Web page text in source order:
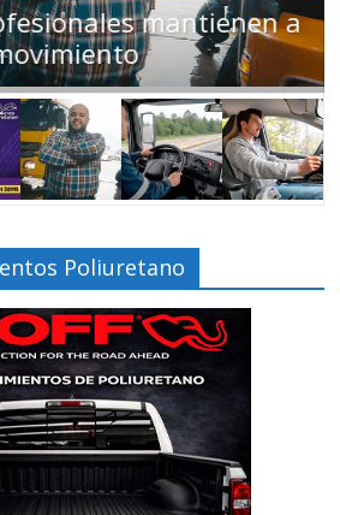
mantienen a
Poliuretano